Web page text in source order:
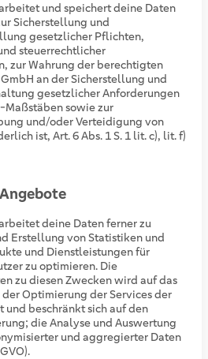
und speichert deine Daten
Sicherstellung und
gesetzlicher Pflichten,
steuerrechtlicher
zur Wahrung der berechtigten
an der Sicherstellung und
gesetzlicher Anforderungen
sowie zur
und/oder Verteidigung von
ist, Art. 6 Abs. 1 S. 1 lit. c), lit. f)
deine Daten ferner zu
Erstellung von Statistiken und
und Dienstleistungen für
zu optimieren. Die
zu diesen Zwecken wird auf das
Optimierung der Services der
und beschränkt sich auf den
die Analyse und Auswertung
und aggregierter Daten